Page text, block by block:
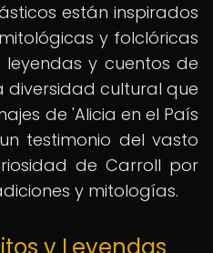
están inspirados
y folclóricas
y cuentos de
diversidad cultural que
de 'Alicia en el País
testimonio del vasto
de Carroll por
y mitologías.